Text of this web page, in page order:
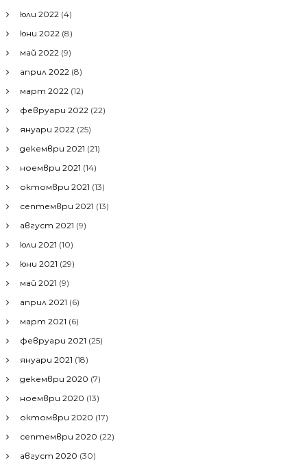
юли 2022 (4)
юни 2022 (8)
май 2022 (9)
април 2022 (8)
март 2022 (12)
февруари 2022 (22)
януари 2022 (25)
декември 2021 (21)
ноември 2021 (14)
октомври 2021 (13)
септември 2021 (13)
август 2021 (9)
юли 2021 (10)
юни 2021 (29)
май 2021 (9)
април 2021 (6)
март 2021 (6)
февруари 2021 (25)
януари 2021 (18)
декември 2020 (7)
ноември 2020 (13)
октомври 2020 (17)
септември 2020 (22)
август 2020 (30)